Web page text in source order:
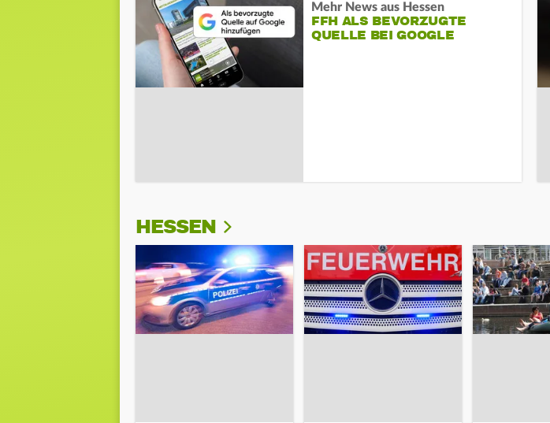
Mehr News aus Hessen
FFH ALS BEVORZUGTE
QUELLE BEI GOOGLE
HESSEN